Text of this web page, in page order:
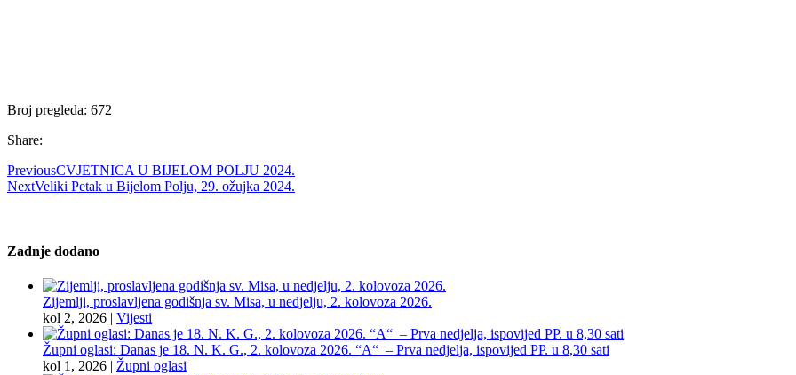
Broj pregleda: 672
Share:
PreviousCVJETNICA U BIJELOM POLJU 2024.
NextVeliki Petak u Bijelom Polju, 29. ožujka 2024.
Zadnje dodano
Zijemlji, proslavljena godišnja sv. Misa, u nedjelju, 2. kolovoza 2026.
kol 2, 2026 | Vijesti
Župni oglasi: Danas je 18. N. K. G., 2. kolovoza 2026. “A“ – Prva nedjelja, ispovijed PP. u 8,30 sati
kol 1, 2026 | Župni oglasi